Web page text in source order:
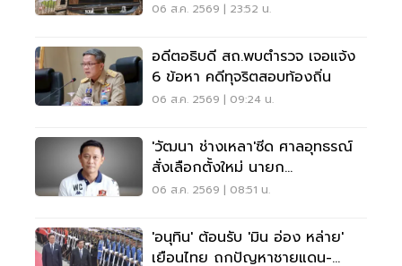
ไม่มีใครยอมใคร
06 ส.ค. 2569 | 23:52 น.
อดีตอธิบดี สถ.พบตำรวจ เจอแจ้ง
6 ข้อหา คดีทุจริตสอบท้องถิ่น
06 ส.ค. 2569 | 09:24 น.
'วัฒนา ช่างเหลา'ซีด ศาลอุทธรณ์
สั่งเลือกตั้งใหม่ นายก
อบจ.ขอนแก่น
06 ส.ค. 2569 | 08:51 น.
'อนุทิน' ต้อนรับ 'มิน อ่อง หล่าย'
เยือนไทย ถกปัญหาชายแดน-